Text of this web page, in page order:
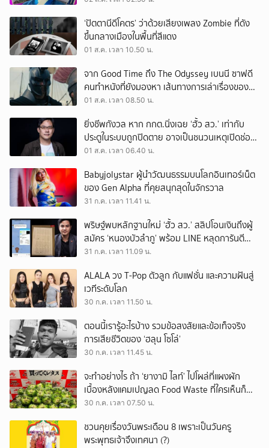
‘ปัตตานีดีโคตร’ ว่าด้วยเสียงเพลง Zombie ที่ดัง
ขึ้นกลางเมืองในพื้นที่สีแดง
01 ส.ค. เวลา 10.50 น.
จาก Good Time ถึง The Odyssey เบนนี ซาฟดี
คนทำหนังที่ยังมองหา เส้นทางการเล่าเรื่องของตัว
เอง
01 ส.ค. เวลา 08.50 น.
ยิ่งชีพกังวล หาก กกต.นิ่งเฉย ‘ฮั้ว สว.’ เท่ากับ
ประตูในระบบถูกปิดตาย อาจเป็นชนวนเหตุเปิดช่อง
‘ลงถนน’
01 ส.ค. เวลา 06.40 น.
Babyjolystar ผู้นำวัฒนธรรมบนโลกอินเทอร์เน็ต
ของ Gen Alpha ที่คุยสนุกสุดในจักรวาล
31 ก.ค. เวลา 11.41 น.
พริษฐ์พบหลักฐานใหม่ ‘ฮั้ว สว.’ สลิปโอนเงินถึงผู้
สมัคร ‘หนองบัวลำภู’ พร้อม LINE หลุดการันตี
ตำแหน่ง
31 ก.ค. เวลา 11.09 น.
ALALA วง T-Pop ตัวลูก กับแฟชั่น และความฝันสู่
เวทีระดับโลก
30 ก.ค. เวลา 11.50 น.
ตอนนี้เรารู้อะไรบ้าง รวมข้อสงสัยและข้อเท็จจริง
การเสียชีวิตของ ‘ฮลุน โซโล่’
30 ก.ค. เวลา 11.45 น.
จะทำอย่างไร ถ้า ‘ยางามิ ไลท์’ ไปโผล่ที่แผงผัก
เบื้องหลังแคมเปญลด Food Waste ที่ใครเห็นก็
ต้องหันมอง
30 ก.ค. เวลา 07.50 น.
ชวนคุยเรื่องวันพระเดือน 8 เพราะเป็นวันครู
พระพุทธเจ้าจึงเทศนา (?)